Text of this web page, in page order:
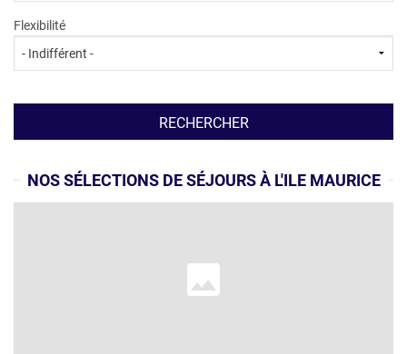
Flexibilité
NOS SÉLECTIONS DE SÉJOURS À L'ILE MAURICE